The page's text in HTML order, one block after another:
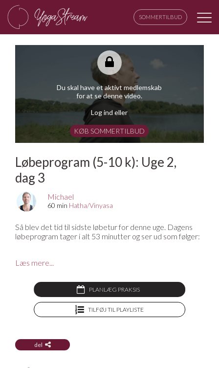
SOMMERTILBUD
Du skal have et aktivt medlemskab
for at se denne video.
Log ind eller
KØB SOMMERTILBUD
del
PLANLÆG PRAKSIS
TILFØJ TIL PLAYLISTE
Løbeprogram (5-10 k): Uge 2,
dag 3
Michael
60 min Hatha/Vinyasa
Så blev det tid til sidste løbetur for denne uge. Dagens
løbeprogram tager i alt 53 minutter og ser ud som følger:
20 min løb + 3 min gang, 20 min løb
Rigtig god løbetur!
Mangler du en yogamåtte, en yogabolster, en blok eller
andet udstyr til din praksis? På YogaStream Shop finder
Læs mere...